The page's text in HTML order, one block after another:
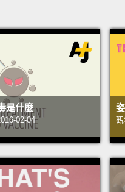
是什麼
02-04